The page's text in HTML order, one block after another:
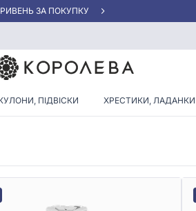
"НОВА ПОШТА"
ПІДВІСКИ ХРЕСТИКИ, ЛАДАНКИ
БЕЗ КАМІННЯ